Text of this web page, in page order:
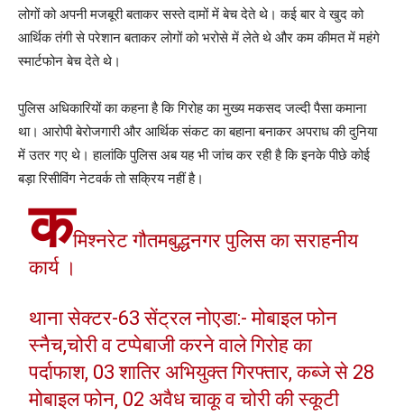
लोगों को अपनी मजबूरी बताकर सस्ते दामों में बेच देते थे। कई बार वे खुद को
आर्थिक तंगी से परेशान बताकर लोगों को भरोसे में लेते थे और कम कीमत में महंगे
स्मार्टफोन बेच देते थे।
पुलिस अधिकारियों का कहना है कि गिरोह का मुख्य मकसद जल्दी पैसा कमाना
था। आरोपी बेरोजगारी और आर्थिक संकट का बहाना बनाकर अपराध की दुनिया
में उतर गए थे। हालांकि पुलिस अब यह भी जांच कर रही है कि इनके पीछे कोई
बड़ा रिसीविंग नेटवर्क तो सक्रिय नहीं है।
कमिश्नरेट गौतमबुद्धनगर पुलिस का सराहनीय
कार्य ।
थाना सेक्टर-63 सेंट्रल नोएडा:- मोबाइल फोन
स्नैच,चोरी व टप्पेबाजी करने वाले गिरोह का
पर्दाफाश, 03 शातिर अभियुक्त गिरफ्तार, कब्जे से 28
मोबाइल फोन, 02 अवैध चाकू व चोरी की स्कूटी